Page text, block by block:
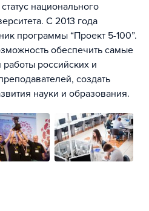
национального
С 2013 года
программы “Проект 5-100”.
обеспечить самые
российских и
создать
науки и образования.